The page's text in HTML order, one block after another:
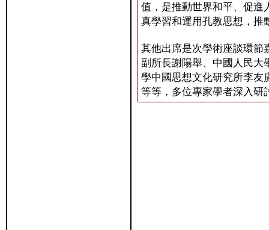
值，是推動世界和平、促進
真學習和運用孔教思想，推
其他出席是次學術座談環節
副所長謝陽舉、中國人民大
學中國思想文化研究所李友
等等，多位專家學者深入研